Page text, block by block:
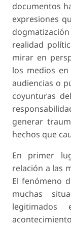
documentos
expresiones
realidad
mirar en
los medios
audiencias o
coyunturas
generar
hechos que
En primer
relación a las
El fenómeno
muchas